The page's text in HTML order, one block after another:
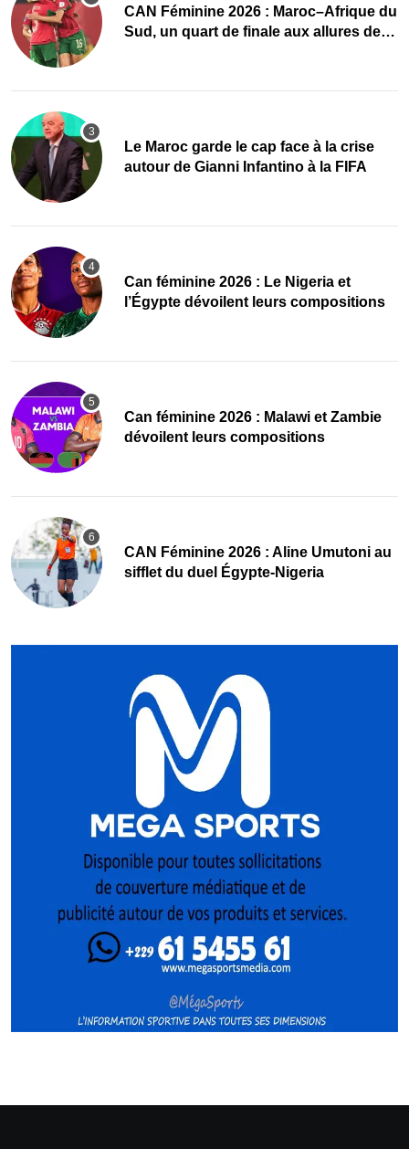
CAN Féminine 2026 : Maroc–Afrique du
Sud, un quart de finale aux allures de
Le Maroc garde le cap face à la crise
autour de Gianni Infantino à la FIFA
‎Can féminine 2026 : Le Nigeria et
l’Égypte dévoilent leurs compositions
‎Can féminine 2026 : Malawi et Zambie
dévoilent leurs compositions
‎CAN Féminine 2026 : Aline Umutoni au
sifflet du duel Égypte-Nigeria